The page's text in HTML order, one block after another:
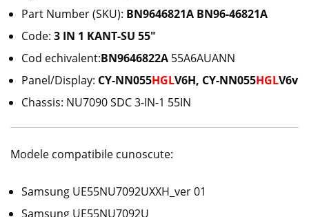
Part Number (SKU): BN9646821A BN96-46821A
Code: 3 IN 1 KANT-SU 55″
Cod echivalent:BN9646822A 55A6AUANN
Panel/Display: CY-NN055HGLV6H, CY-NN055HGLV6v
Chassis: NU7090 SDC 3-IN-1 55IN
Modele compatibile cunoscute:
Samsung UE55NU7092UXXH_ver 01
Samsung UE55NU7092U